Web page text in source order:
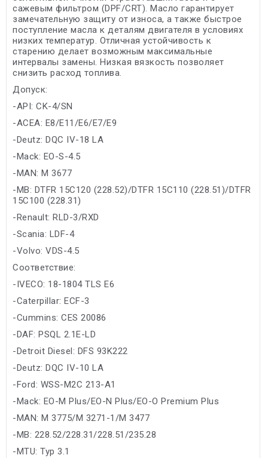
сажевым фильтром (DPF/CRT). Масло гарантирует
замечательную защиту от износа, а также быстрое
поступление масла к деталям двигателя в условиях
низких температур. Отличная устойчивость к
старению делает возможным максимальные
интервалы замены. Низкая вязкость позволяет
снизить расход топлива.
Допуск:
-API: CK-4/SN
-ACEA: E8/E11/E6/E7/E9
-Deutz: DQC IV-18 LA
-Mack: EO-S-4.5
-MAN: M 3677
-MB: DTFR 15C120 (228.52)/DTFR 15C110 (228.51)/DTFR
15C100 (228.31)
-Renault: RLD-3/RXD
-Scania: LDF-4
-Volvo: VDS-4.5
Соответствие:
-IVECO: 18-1804 TLS E6
-Caterpillar: ECF-3
-Cummins: CES 20086
-DAF: PSQL 2.1E-LD
-Detroit Diesel: DFS 93K222
-Deutz: DQC IV-10 LA
-Ford: WSS-M2C 213-A1
-Mack: EO-M Plus/EO-N Plus/EO-O Premium Plus
-MAN: M 3775/M 3271-1/M 3477
-MB: 228.52/228.31/228.51/235.28
-MTU: Typ 3.1